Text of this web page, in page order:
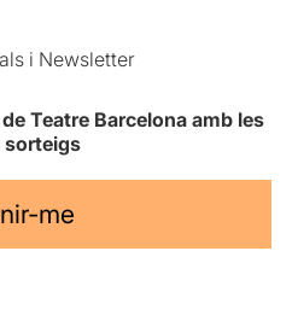
i Newsletter
Teatre Barcelona amb les
sorteigs
me